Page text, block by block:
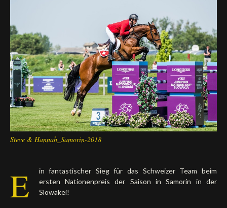
Steve & Hannah_Samorin-2018
E
in fantastischer Sieg für das Schweizer Team beim
ersten Nationenpreis der Saison in Samorin in der
Slowakei!